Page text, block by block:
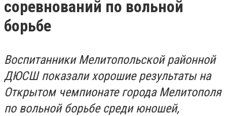
соревнований по вольной
борьбе
Воспитанники Мелитопольской районной
ДЮСШ показали хорошие результаты на
Открытом чемпионате города Мелитополя
по вольной борьбе среди юношей,